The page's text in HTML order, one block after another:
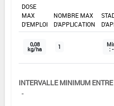
DOSE
MAX
D'EMPLOI
NOMBRE MAX
D'APPLICATION
0,08
kg/ha 1 : -
INTERVALLE MINIMUM
-